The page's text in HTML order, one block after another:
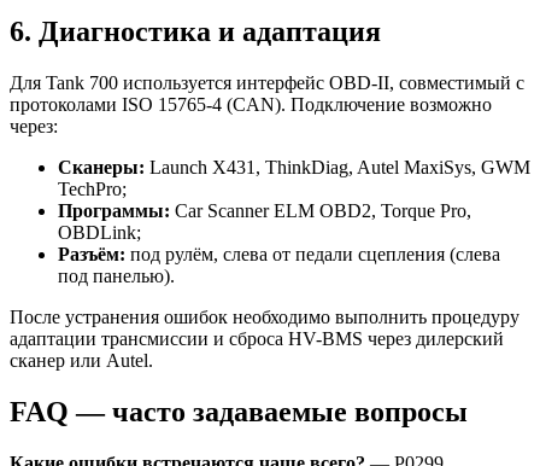
6. Диагностика и адаптация
Для Tank 700 используется интерфейс OBD-II, совместимый с
протоколами ISO 15765-4 (CAN). Подключение возможно
через:
Сканеры: Launch X431, ThinkDiag, Autel MaxiSys, GWM
TechPro;
Программы: Car Scanner ELM OBD2, Torque Pro,
OBDLink;
Разъём: под рулём, слева от педали сцепления (слева
под панелью).
После устранения ошибок необходимо выполнить процедуру
адаптации трансмиссии и сброса HV-BMS через дилерский
сканер или Autel.
FAQ — часто задаваемые вопросы